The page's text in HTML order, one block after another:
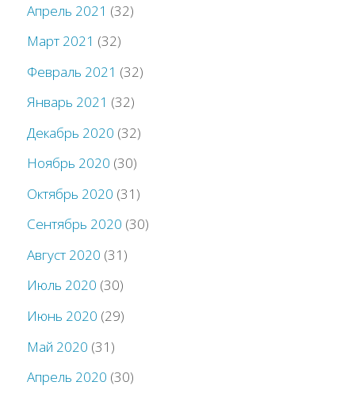
Апрель 2021 (32)
Март 2021 (32)
Февраль 2021 (32)
Январь 2021 (32)
Декабрь 2020 (32)
Ноябрь 2020 (30)
Октябрь 2020 (31)
Сентябрь 2020 (30)
Август 2020 (31)
Июль 2020 (30)
Июнь 2020 (29)
Май 2020 (31)
Апрель 2020 (30)